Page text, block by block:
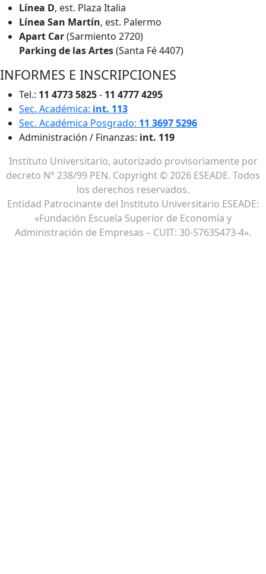
Línea D, est. Plaza Italia
Línea San Martín, est. Palermo
Apart Car(Sarmiento 2720)
Parking de las Artes(Santa Fé 4407)
INFORMES E INSCRIPCIONES
Tel.: 11 4773 5825- 11 4777 4295
Sec. Académica: int. 113
Sec. Académica Posgrado: 11 3697 5296
Administración / Finanzas: int. 119
Instituto Universitario, autorizado provisoriamente por
decreto N° 238/99 PEN. Copyright © 2026 ESEADE. Todos
los derechos reservados.
Entidad Patrocinante del Instituto Universitario ESEADE:
«Fundación Escuela Superior de Economía y
Administración de Empresas – CUIT: 30-57635473-4».